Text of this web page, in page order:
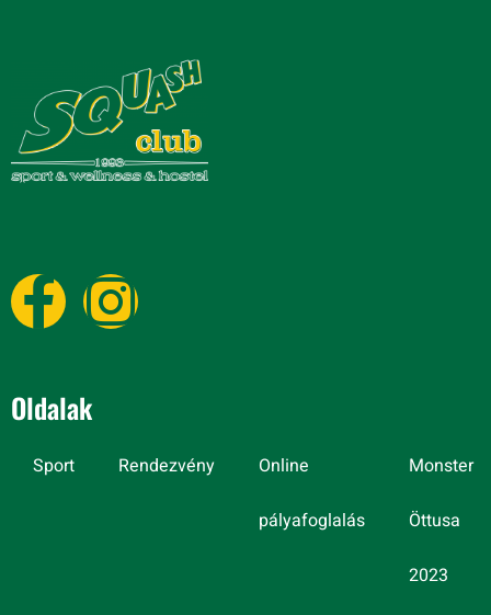
Oldalak
Sport Rendezvény Online
pályafoglalás
Monster
Öttusa
2023